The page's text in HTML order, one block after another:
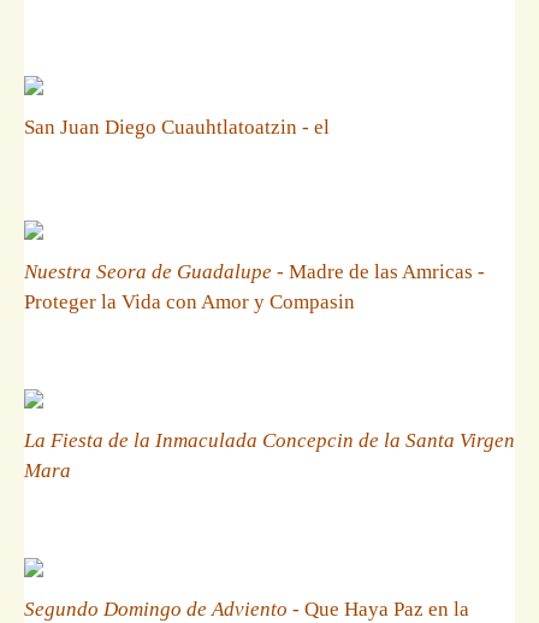
San Juan Diego Cuauhtlatoatzin - el
Nuestra Seora de Guadalupe - Madre de las Amricas -
Proteger la Vida con Amor y Compasin
La Fiesta de la Inmaculada Concepcin de la Santa Virgen
Mara
Segundo Domingo de Adviento - Que Haya Paz en la